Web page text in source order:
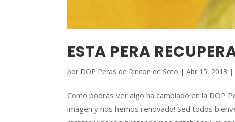
ESTA PERA
por DOP Peras de Rincon de Soto |Abr 15, 2013 |
Como podrás ver algo ha cambiado en la DOP
imagen y nos hemos renovado! Sed todos